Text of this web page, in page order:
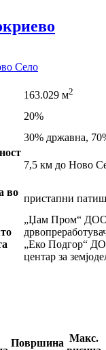
Село
163.029 м2
20%
30% државна,
7,5 км до Ново
во
пристапни
„Џам Пром“
„Еко Подгор“
центар за
Површина Макс.